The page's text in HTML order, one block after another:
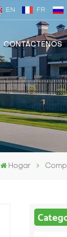
EN FR
CONTÁCTENOS
Hogar